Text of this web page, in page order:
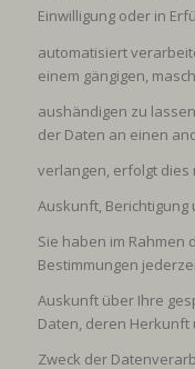
Einwilligung oder in
automatisiert
einem gängigen,
aushändigen zu
der Daten an einen
verlangen, erfolgt dies
Auskunft, Berichtigung
Sie haben im Rahmen
Bestimmungen
Auskunft über Ihre
Daten, deren Herkunft
Zweck der